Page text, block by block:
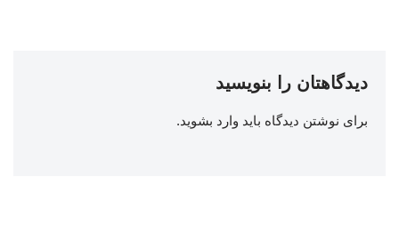
دیدگاهتان را بنویسید
برای نوشتن دیدگاه باید وارد بشوید.